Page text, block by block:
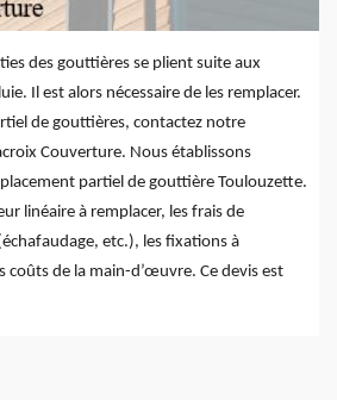
des gouttières se plient suite aux
Il est alors nécessaire de les remplacer.
de gouttières, contactez notre
Couverture. Nous établissons
partiel de gouttière Toulouzette.
linéaire à remplacer, les frais de
etc.), les fixations à
coûts de la main-d’œuvre. Ce devis est